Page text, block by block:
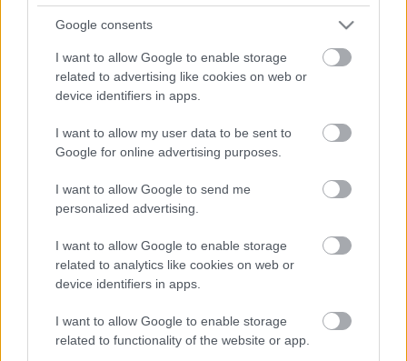
Google consents
I want to allow Google to enable storage
related to advertising like cookies on web or
device identifiers in apps.
I want to allow my user data to be sent to
Google for online advertising purposes.
I want to allow Google to send me
personalized advertising.
I want to allow Google to enable storage
related to analytics like cookies on web or
device identifiers in apps.
I want to allow Google to enable storage
related to functionality of the website or app.
A gyerekszereplő az előadásban nem énekel, nem
beszél.
nem nagyobb fotó elküldésével lehet a
mozart@operett.hu e-mail címen.